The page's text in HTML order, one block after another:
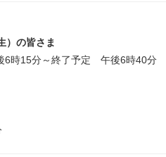
）の皆さま
時15分～終了予定 午後6時40分